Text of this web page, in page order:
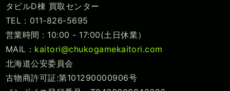
タビルD棟 買取センター
TEL：011-826-5695
営業時間 : 10:00 - 17:00(土日休業）
MAIL： kaitori@chukogamekaitori.com
北海道公安委員会
古物商許可証:第101290000906号